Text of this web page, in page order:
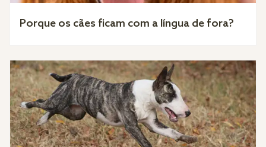
Porque os cães ficam com a língua de fora?